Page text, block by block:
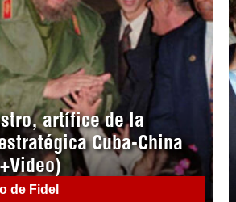
artífice de la
Cuba-China
de Fidel